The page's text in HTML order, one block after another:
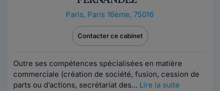
Paris, Paris 16ème, 75016
Contacter ce cabinet
Outre ses compétences spécialisées en matière
commerciale (création de société, fusion, cession de
parts ou d’actions, secrétariat des... Lire la suite